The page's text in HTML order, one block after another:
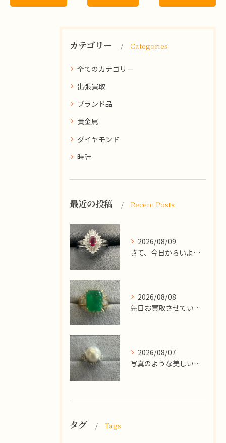
カテゴリー Categories
全てのカテゴリー
出張買取
ブランド品
貴金属
ダイヤモンド
時計
最近の投稿 Recent Posts
2026/08/09
​さて、今日からいよいよお盆休みが始まりますね！
2026/08/08
先日お買取させていただいた
2026/08/07
写真のような美しい大粒のパールリングですが、
タグ Tags